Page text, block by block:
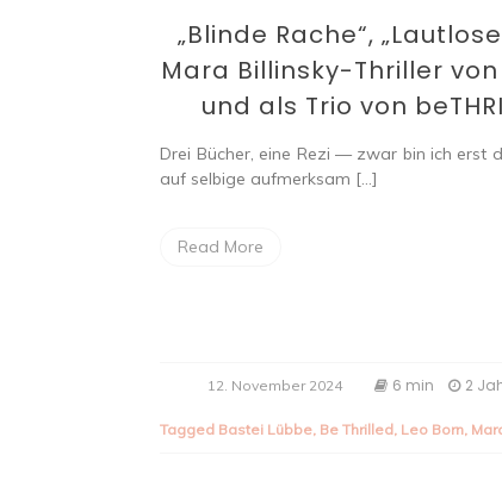
„Blinde Rache“,
Mara Billinsky-Thriller
und als Trio von
Drei Bücher, eine Rezi — zwar bin ich erst
auf selbige aufmerksam […]
Read More
12. November 2024 6 min 2
Tagged Bastei Lübbe, Be Thrilled, Leo Born,